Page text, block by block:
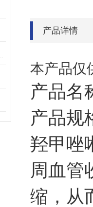
产品详情
本产品仅
产品名
产品规
羟甲唑
周血管
缩，从